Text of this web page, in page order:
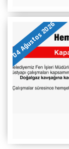
04 Ağustos 2026